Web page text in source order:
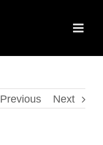
Previous Next